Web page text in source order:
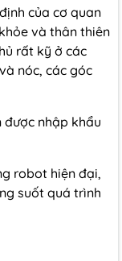
của cơ quan
và thân thiên
rất kỹ ở các
nóc, các góc
được nhập khẩu
robot hiện đại,
suốt quá trình